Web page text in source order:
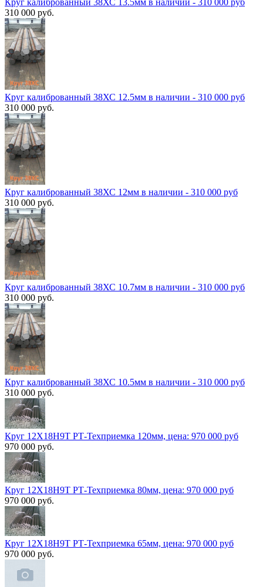
310 000 руб.
Круг калиброванный 38ХС 12.5мм в наличии - 310 000 руб
310 000 руб.
Круг калиброванный 38ХС 12мм в наличии - 310 000 руб
310 000 руб.
Круг калиброванный 38ХС 10.7мм в наличии - 310 000 руб
310 000 руб.
Круг калиброванный 38ХС 10.5мм в наличии - 310 000 руб
310 000 руб.
Круг 12Х18Н9Т РТ-Техприемка 120мм, цена: 970 000 руб
970 000 руб.
Круг 12Х18Н9Т РТ-Техприемка 80мм, цена: 970 000 руб
970 000 руб.
Круг 12Х18Н9Т РТ-Техприемка 65мм, цена: 970 000 руб
970 000 руб.